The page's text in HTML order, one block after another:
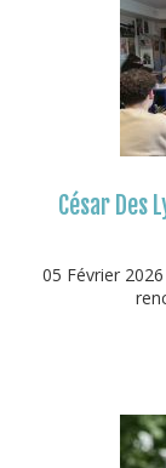
César Des
05 Février